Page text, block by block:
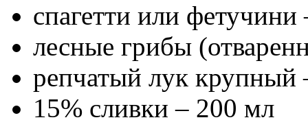
спагетти или фетучини
лесные грибы
репчатый лук крупный
15% сливки – 200 мл